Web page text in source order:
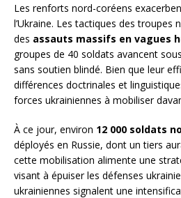
Les renforts nord-coréens
l’Ukraine. Les tactiques des troupes
des assauts massifs en vagues
groupes de 40 soldats avancent
sans soutien blindé. Bien que leur
différences doctrinales et
forces ukrainiennes à mobiliser
À ce jour, environ 12 000 soldats
déployés en Russie, dont un tiers
cette mobilisation alimente une
visant à épuiser les défenses
ukrainiennes signalent une